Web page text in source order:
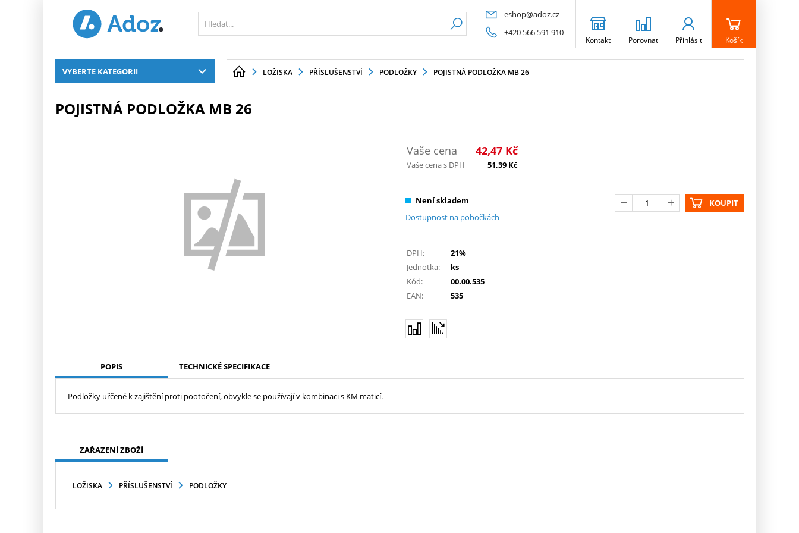
eshop@adoz.cz
+420 566 591 910
Kontakt Porovnat Přihlásit Košík
VYBERTE KATEGORII LOŽISKA PŘÍSLUŠENSTVÍ PODLOŽKY POJISTNÁ PODLOŽKA MB 26
POJISTNÁ PODLOŽKA MB 26
Vaše cena 42,47 Kč
Vaše cena s DPH 51,39 Kč
Není skladem
Dostupnost na pobočkách
KOUPIT
DPH:
21%
Jednotka:
ks
Kód:
00.00.535
EAN:
535
POPIS TECHNICKÉ SPECIFIKACE
Podložky uřčené k zajištění proti pootočení, obvykle se používají v kombinaci s KM maticí.
ZAŘAZENÍ ZBOŽÍ
LOŽISKA PŘÍSLUŠENSTVÍ PODLOŽKY